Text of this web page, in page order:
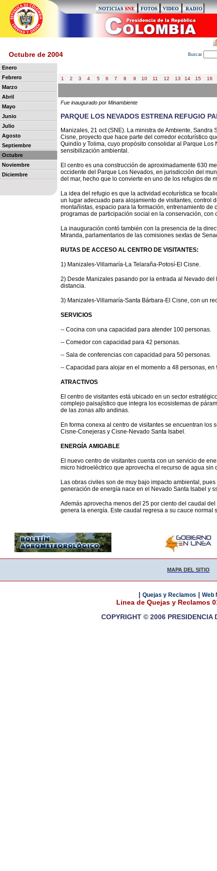
Octubre de 2004 Buscar
Enero
Febrero
Marzo
Abril
Mayo
Junio
Julio
Agosto
Septiembre
Octubre
Noviembre
Diciembre
1 2 3 4 5 6 7 8 9 10 11 12 13 14 15 16
Fue inaugurado por Minambiente
PARQUE LOS NEVADOS ESTRENA REFUGIO
Manizales, 21 oct (SNE). La ministra de Ambiente,
Cisne, proyecto que hace parte del corredor ecoturístico
Quindío y Tolima, cuyo propósito consolidar al Parque
sensibilización ambiental.
El centro es una construcción de aproximadamente 630
occidente del Parque Los Nevados, en jurisdicción del
del mar, hecho que lo convierte en uno de los refugios de
La idea del refugio es que la actividad ecoturística se
un lugar adecuado para alojamiento de visitantes, control
montañistas, espacio para la formación, entrenamiento
programas de participación social en la conservación,
La inauguración contó también con la presencia de la
Miranda, parlamentarios de las comisiones sextas de
RUTAS DE ACCESO AL CENTRO DE VISITANTES:
1) Manizales-Villamaría-La Telaraña-Potosí-El Cisne.
2) Desde Manizales pasando por la entrada al Nevado
distancia.
3) Manizales-Villamaría-Santa Bárbara-El Cisne, con un
SERVICIOS
-- Cocina con una capacidad para atender 100 personas.
-- Comedor con capacidad para 42 personas.
-- Sala de conferencias con capacidad para 50 personas.
-- Capacidad para alojar en el momento a 48 personas,
ATRACTIVOS
El centro de visitantes está ubicado en un sector
complejo paisajístico que integra los ecosistemas de
de las zonas alto andinas.
En forma conexa al centro de visitantes se encuentran
Cisne-Conejeras y Cisne-Nevado Santa Isabel.
ENERGÍA AMIGABLE
El nuevo centro de visitantes cuenta con un servicio de
micro hidroeléctrico que aprovecha el recurso de agua sin
Las obras civiles son de muy bajo impacto ambiental,
generación de energía nace en el Nevado Santa Isabel y
Además aprovecha menos del 25 por ciento del caudal
genera la energía. Este caudal regresa a su cauce normal
MAPA DEL SITIO
| Quejas y Reclamos | Web
Linea de Quejas y Reclamos
COPYRIGHT © 2006 PRESIDENCIA